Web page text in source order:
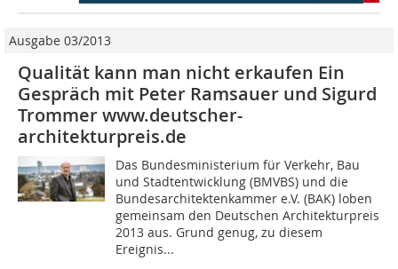
Ausgabe 03/2013
Qualität kann man nicht erkaufen Ein
Gespräch mit Peter Ramsauer und Sigurd
Trommer www.deutscher-
architekturpreis.de
Das Bundesministerium für Verkehr, Bau
und Stadtentwicklung (BMVBS) und die
Bundesarchitektenkammer e.V. (BAK) loben
gemeinsam den Deutschen Architekturpreis
2013 aus. Grund genug, zu diesem
Ereignis...